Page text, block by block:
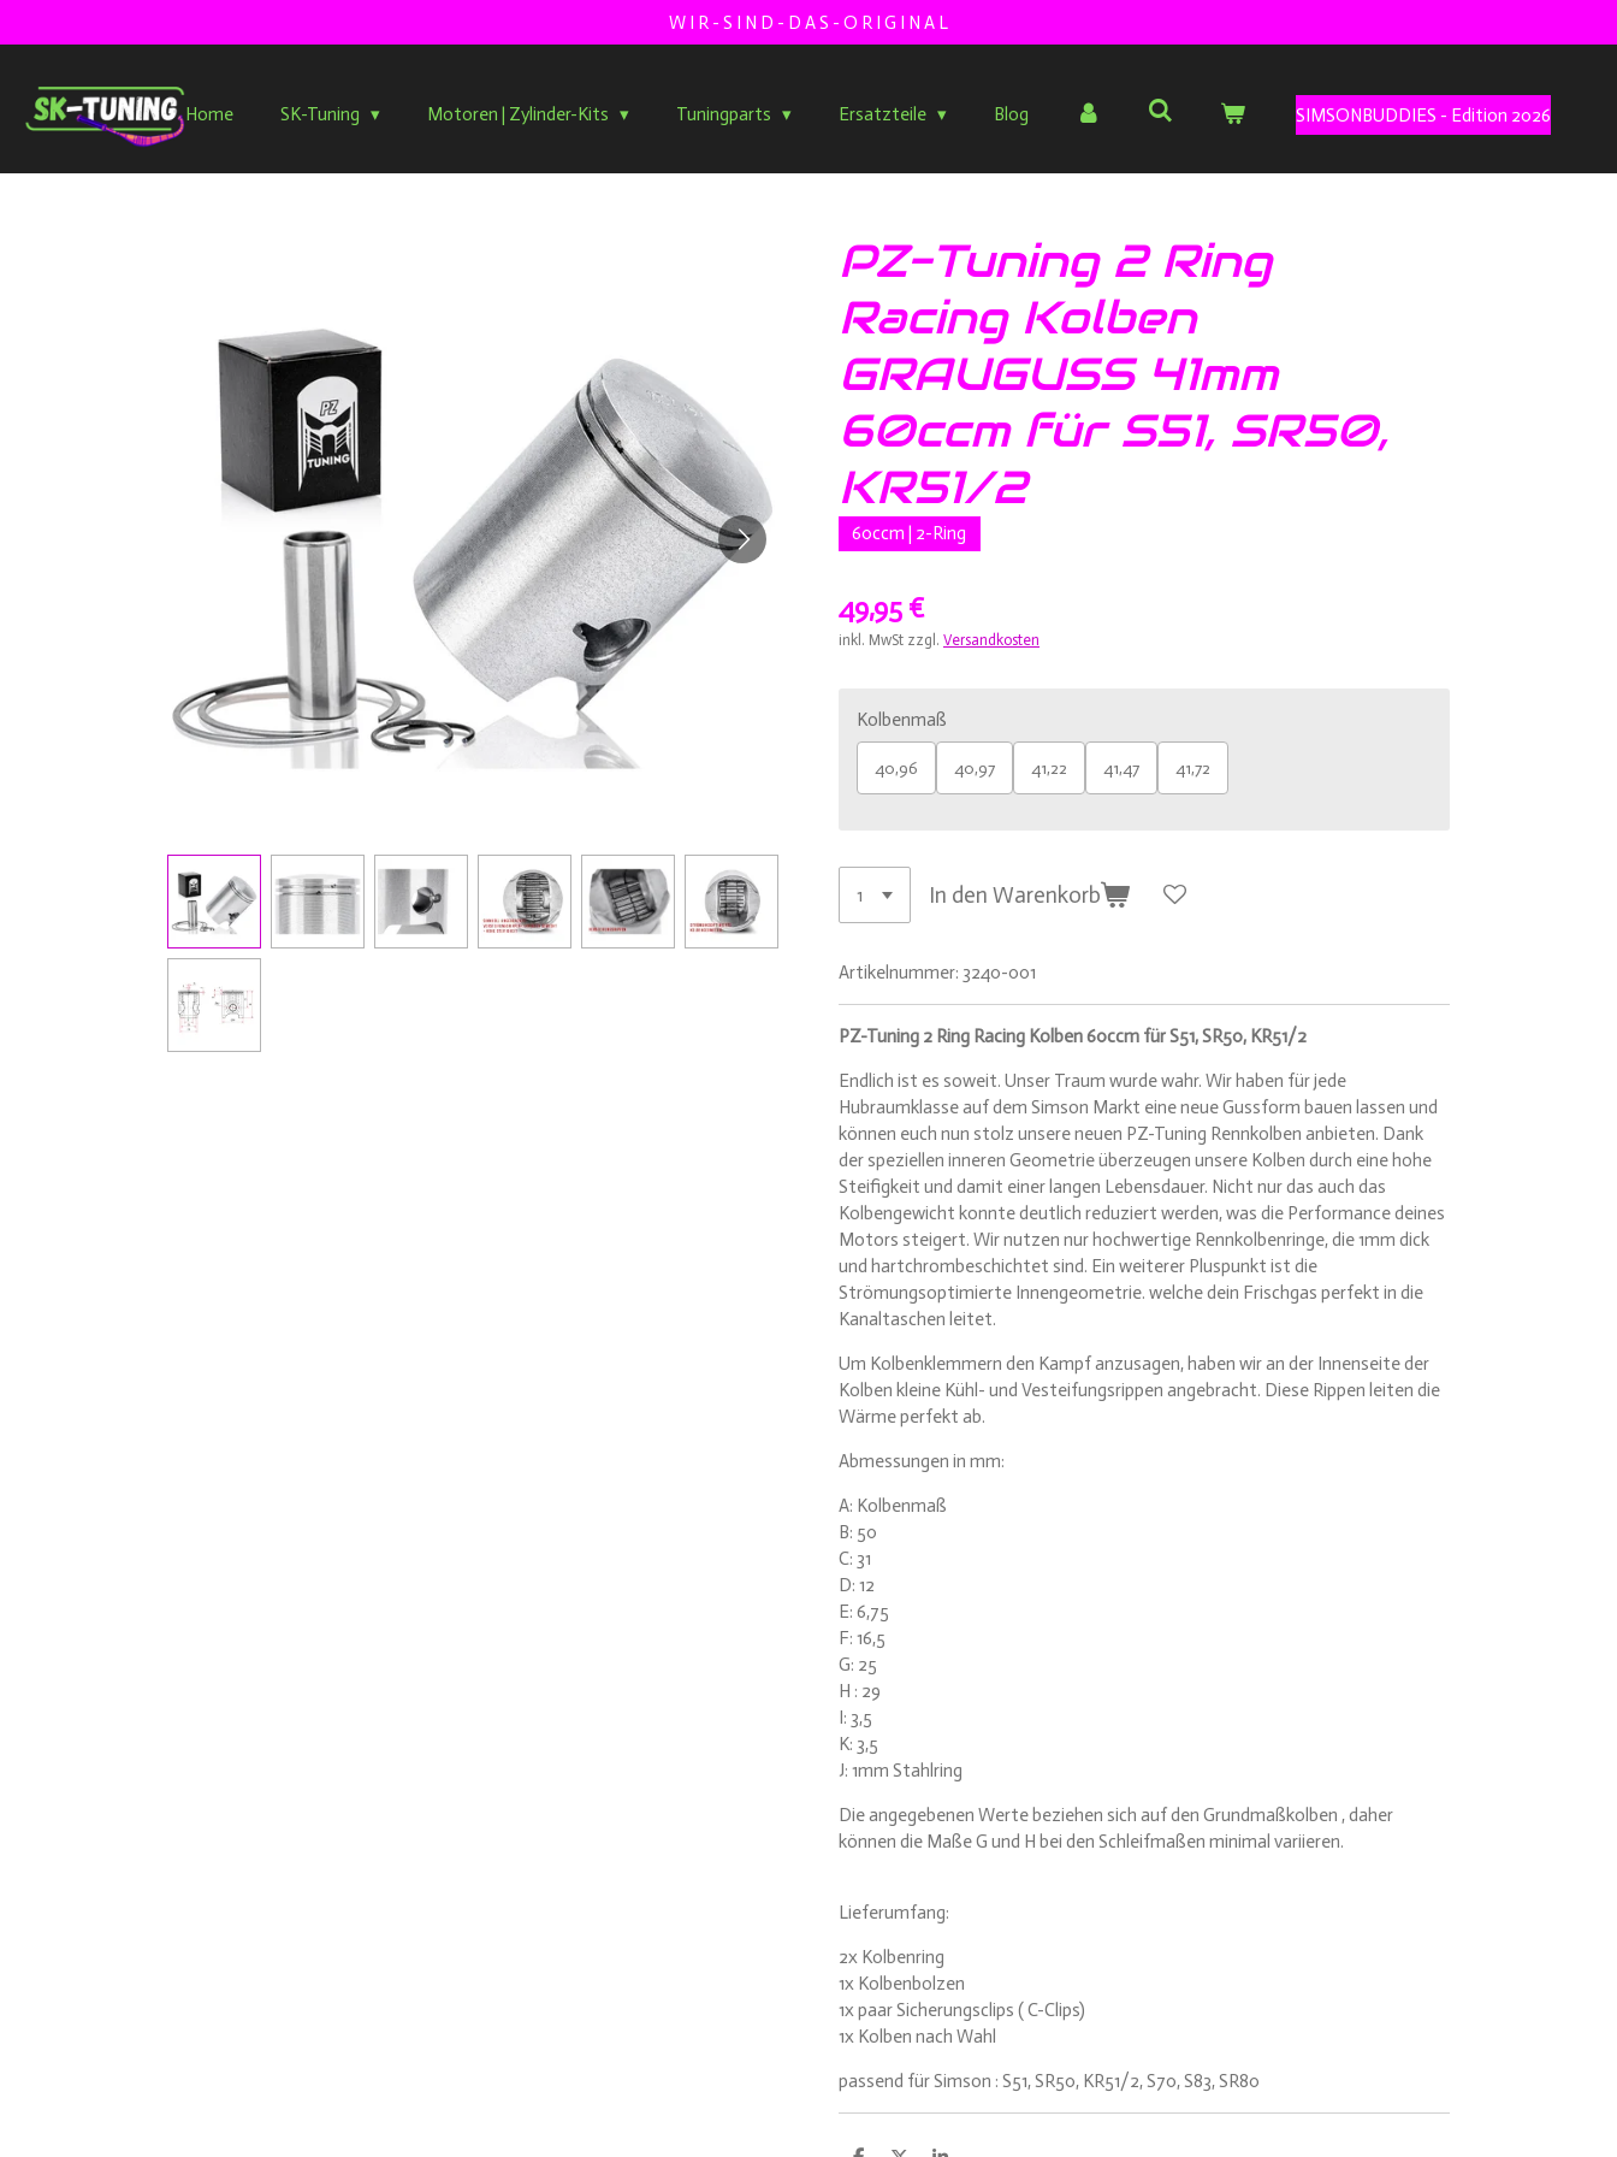
Hauptinhalt
W I R - S I N D - D A S - O R I G I N A L
Home SK-Tuning Motoren | Zylinder-Kits Tuningparts Ersatzteile Blog SIMSONBUDDIES - Edition 2026
PZ-Tuning 2 Ring
Racing Kolben
GRAUGUSS 41mm
60ccm für S51, SR50,
KR51/2
60ccm | 2-Ring
49,95 €
inkl. MwSt zzgl. Versandkosten
Kolbenmaß
40,96 40,97 41,22 41,47 41,72
In den Warenkorb
Artikelnummer: 3240-001
PZ-Tuning 2 Ring Racing Kolben 60ccm für S51, SR50, KR51/2
Endlich ist es soweit. Unser Traum wurde wahr. Wir haben für jede
Hubraumklasse auf dem Simson Markt eine neue Gussform bauen lassen und
können euch nun stolz unsere neuen PZ-Tuning Rennkolben anbieten. Dank
der speziellen inneren Geometrie überzeugen unsere Kolben durch eine hohe
Steifigkeit und damit einer langen Lebensdauer. Nicht nur das auch das
Kolbengewicht konnte deutlich reduziert werden, was die Performance deines
Motors steigert. Wir nutzen nur hochwertige Rennkolbenringe, die 1mm dick
und hartchrombeschichtet sind. Ein weiterer Pluspunkt ist die
Strömungsoptimierte Innengeometrie. welche dein Frischgas perfekt in die
Kanaltaschen leitet.
Um Kolbenklemmern den Kampf anzusagen, haben wir an der Innenseite der
Kolben kleine Kühl- und Vesteifungsrippen angebracht. Diese Rippen leiten die
Wärme perfekt ab.
Abmessungen in mm:
A: Kolbenmaß
B: 50
C: 31
D: 12
E: 6,75
F: 16,5
G: 25
H : 29
I: 3,5
K: 3,5
J: 1mm Stahlring
Die angegebenen Werte beziehen sich auf den Grundmaßkolben , daher
können die Maße G und H bei den Schleifmaßen minimal variieren.
Lieferumfang:
2x Kolbenring
1x Kolbenbolzen
1x paar Sicherungsclips ( C-Clips)
1x Kolben nach Wahl
passend für Simson : S51, SR50, KR51/2, S70, S83, SR80